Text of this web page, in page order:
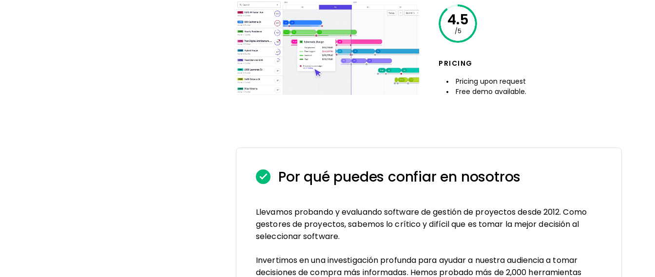
4.5
/5
PRICING
Pricing upon request
Free demo available.
Por qué puedes confiar en nosotros
Llevamos probando y evaluando software de gestión de proyectos desde 2012. Como
gestores de proyectos, sabemos lo crítico y difícil que es tomar la mejor decisión al
seleccionar software.
Invertimos en una investigación profunda para ayudar a nuestra audiencia a tomar
decisiones de compra más informadas. Hemos probado más de 2,000 herramientas